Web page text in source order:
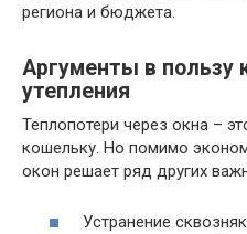
региона и бюджета.
Аргументы в пользу
утепления
Теплопотери через окна –
кошельку. Но помимо
окон решает ряд других
Устранение